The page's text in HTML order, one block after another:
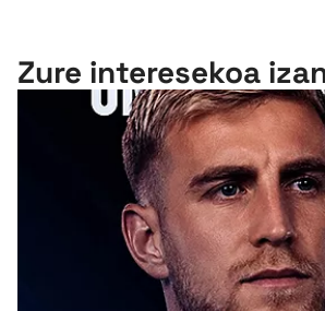
Zure interesekoa